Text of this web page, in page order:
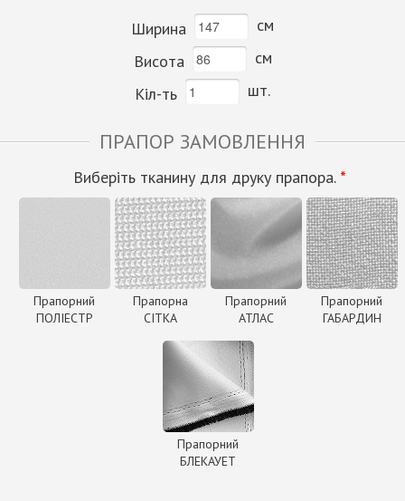
Ширина
см
Висота
см
Кіл-ть
шт.
ПРАПОР ЗАМОВЛЕННЯ
Виберіть тканину для друку прапора. *
Прапорний
ПОЛІЕСТР
Прапорна
СІТКА
Прапорний
АТЛАС
Прапорний
ГАБАРДИН
Прапорний
БЛЕКАУЕТ